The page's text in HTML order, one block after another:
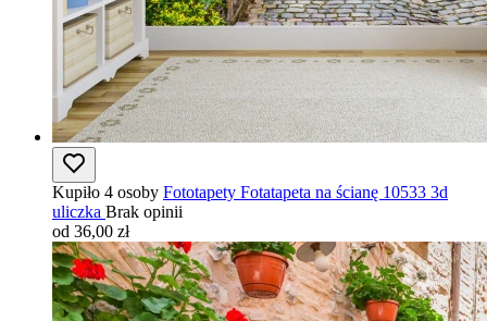
Kupiło 4 osoby Fototapety Fotatapeta na ścianę 10533 3d
uliczka Brak opinii
od 36,00 zł